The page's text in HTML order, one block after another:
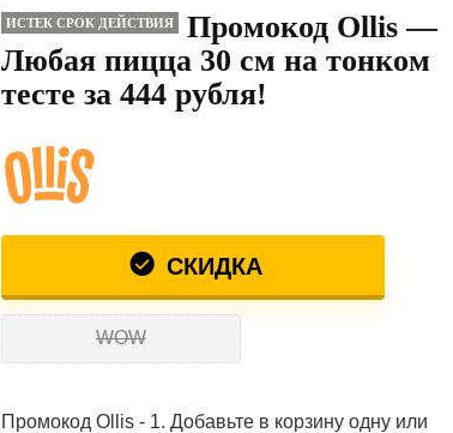
ИСТЕК СРОК ДЕЙСТВИЯ
Промокод Ollis —
Любая пицца 30 см на тонком
тесте за 444 рубля!
СКИДКА
WOW
Промокод Ollis - 1. Добавьте в корзину одну или